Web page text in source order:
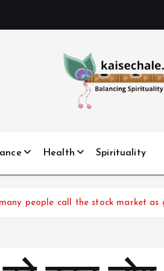
Health Spirituality
many people call the stock market